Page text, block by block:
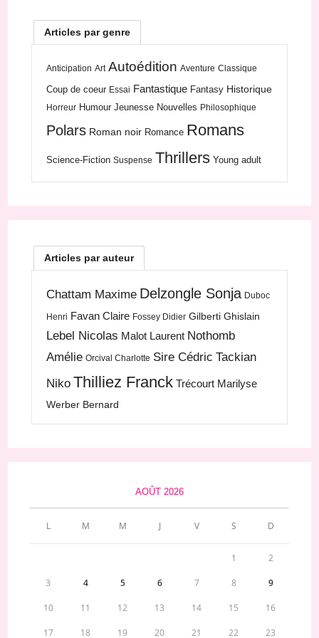
Articles par genre
Anticipation Art Autoédition Aventure Classique
Coup de coeur Essai Fantastique Fantasy Historique
Horreur Humour Jeunesse Nouvelles Philosophique
Polars Roman noir Romance Romans
Science-Fiction Suspense Thrillers Young adult
Articles par auteur
Chattam Maxime Delzongle Sonja Duboc
Henri Favan Claire Fossey Didier Gilberti Ghislain
Lebel Nicolas Malot Laurent Nothomb
Amélie Orcival Charlotte Sire Cédric Tackian
Niko Thilliez Franck Trécourt Marilyse
Werber Bernard
AOÛT 2026
L M M J V S D
1 2
3 4 5 6 7 8 9
10 11 12 13 14 15 16
17 18 19 20 21 22 23